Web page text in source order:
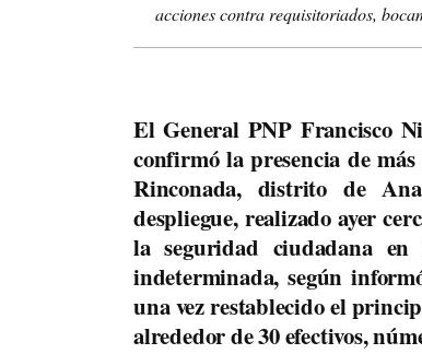
acciones contra requisitoriados,
El General PNP Francisco
confirmó la presencia de
Rinconada, distrito de
despliegue, realizado ayer
la seguridad ciudadana en
indeterminada, según
una vez restablecido el
alrededor de 30 efectivos,